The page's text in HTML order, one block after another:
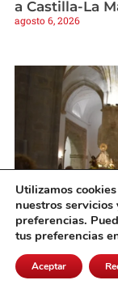
a Castilla-La
agosto 6, 2026
Se inicia con
en honor a la
Utilizamos
nuestros
preferencias.
tus preferencias
Aceptar